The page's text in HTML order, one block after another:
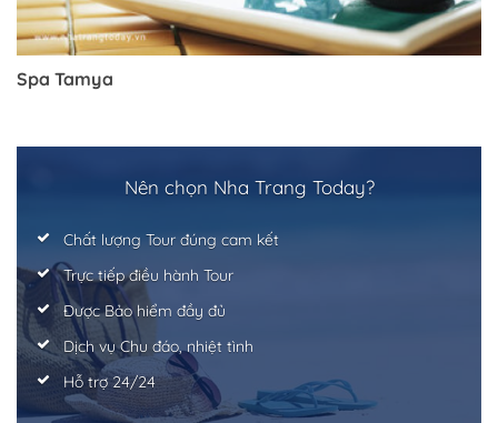
Trở về trang trước đó
Spa Tamya
Nên chọn Nha Trang Today?
Chất lượng Tour đúng cam kết
Trực tiếp điều hành Tour
Được Bảo hiểm đầy đủ
Dịch vụ Chu đáo, nhiệt tình
Hỗ trợ 24/24